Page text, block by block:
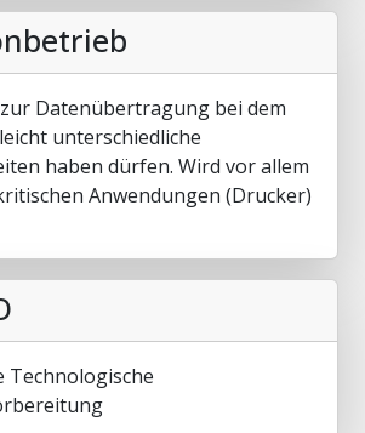
Datenübertragung bei dem
unterschiedliche
haben dürfen. Wird vor allem
Anwendungen (Drucker)